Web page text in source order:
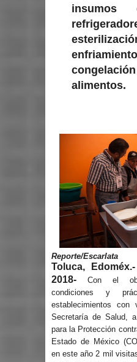
insumos
alimentos.
Reporte/Escarlata
Toluca,
2018- Con el
condiciones y
establecimientos
Secretaría de Salud,
para la Protección
Estado de México
en este año 2 mil